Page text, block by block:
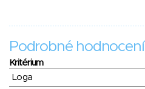
Podrobné hodnocení
Kritérium
Loga